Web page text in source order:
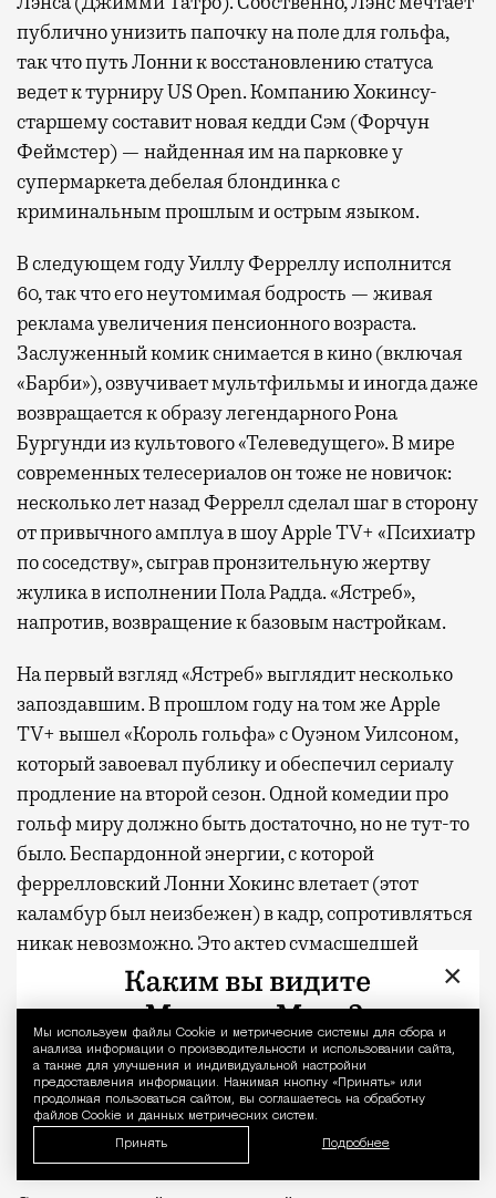
Уведомление
Мы используем файлы Сookie и метрические системы для сбора и
анализа информации о производительности и использовании сайта,
а также для улучшения и индивидуальной настройки
предоставления информации. Нажимая кнопку «Принять» или
продолжая пользоваться сайтом, вы соглашаетесь на обработку
файлов Cookie и данных метрических систем.
Принять Подробнее
забронировать нужные билеты и рестораны.
Бизнес-зал становится местом, где можно
провести переговоры, поработать или просто
выпить кофе, наблюдая сквозь панорамные
окна за тем, как взлетают и садятся
самолеты. В Москве нет недостатка
несколько — в разных зонах воздушных
гаваней. На некоторых вокзалах — тоже.
Лаунжи доступны на Ленинградском,
Павелецком, Казанском, Ярославском
и Курском вокзалах.Попасть в бизнес-залы
могут держатели карт Mir Supreme. Причем
не только в столице. Всего доступно более
1000 бизнес-залов по всему миру.
публично унизить папочку на поле для гольфа,
так что путь Лонни к восстановлению статуса
ведет к турниру US Open. Компанию Хокинсу-
старшему составит новая кедди Сэм (Форчун
Феймстер) — найденная им на парковке у
супермаркета дебелая блондинка с
криминальным прошлым и острым языком.
В следующем году Уиллу Ферреллу исполнится
60, так что его неутомимая бодрость — живая
реклама увеличения пенсионного возраста.
Заслуженный комик снимается в кино (включая
«Барби»), озвучивает мультфильмы и иногда даже
возвращается к образу легендарного Рона
Бургунди из культового «Телеведущего». В мире
современных телесериалов он тоже не новичок:
несколько лет назад Феррелл сделал шаг в сторону
от привычного амплуа в шоу Apple TV+ «Психиатр
по соседству», сыграв пронзительную жертву
жулика в исполнении Пола Радда. «Ястреб»,
напротив, возвращение к базовым настройкам.
На первый взгляд «Ястреб» выглядит несколько
запоздавшим. В прошлом году на том же Apple
TV+ вышел «Король гольфа» с Оуэном Уилсоном,
который завоевал публику и обеспечил сериалу
продление на второй сезон. Одной комедии про
гольф миру должно быть достаточно, но не тут-то
было. Беспардонной энергии, с которой
феррелловский Лонни Хокинс влетает (этот
каламбур был неизбежен) в кадр, сопротивляться
никак невозможно. Это актер сумасшедшей
органики, который, подобно своему герою, уверен
в том, что он именно то, что нужно миру прямо
сейчас. В эпоху расцвета возвышенных фильмов
ужасов, кринж-комедий и других лабораторных
жанров скабрезный и наглый подход к юмору
смотрится и вправду освежающе. Или, во всяком
случае, уместно.
×